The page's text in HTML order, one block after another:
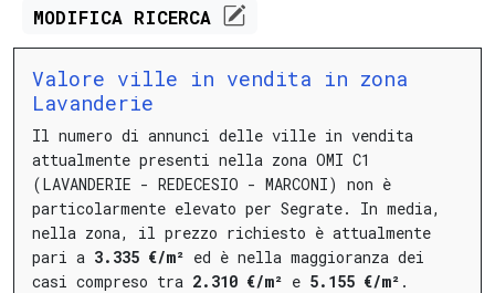
MODIFICA RICERCA
Valore ville in vendita in zona
Lavanderie
Il numero di annunci delle ville in vendita
attualmente presenti nella zona OMI C1
(LAVANDERIE - REDECESIO - MARCONI) non è
particolarmente elevato per Segrate.
In media,
nella zona, il prezzo richiesto è attualmente
pari a 3.335 €/m² ed è nella maggioranza dei
casi compreso tra 2.310 €/m² e 5.155 €/m² .